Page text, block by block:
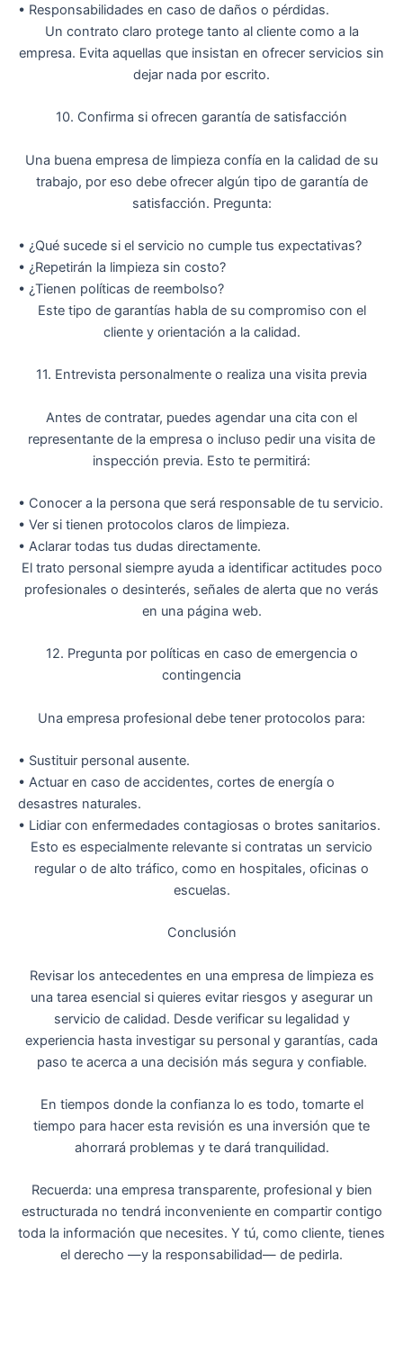
• Responsabilidades en caso de daños o pérdidas.
Un contrato claro protege tanto al cliente como a la
empresa. Evita aquellas que insistan en ofrecer servicios sin
dejar nada por escrito.
10. Confirma si ofrecen garantía de satisfacción
Una buena empresa de limpieza confía en la calidad de su
trabajo, por eso debe ofrecer algún tipo de garantía de
satisfacción. Pregunta:
• ¿Qué sucede si el servicio no cumple tus expectativas?
• ¿Repetirán la limpieza sin costo?
• ¿Tienen políticas de reembolso?
Este tipo de garantías habla de su compromiso con el
cliente y orientación a la calidad.
11. Entrevista personalmente o realiza una visita previa
Antes de contratar, puedes agendar una cita con el
representante de la empresa o incluso pedir una visita de
inspección previa. Esto te permitirá:
• Conocer a la persona que será responsable de tu servicio.
• Ver si tienen protocolos claros de limpieza.
• Aclarar todas tus dudas directamente.
El trato personal siempre ayuda a identificar actitudes poco
profesionales o desinterés, señales de alerta que no verás
en una página web.
12. Pregunta por políticas en caso de emergencia o
contingencia
Una empresa profesional debe tener protocolos para:
• Sustituir personal ausente.
• Actuar en caso de accidentes, cortes de energía o
desastres naturales.
• Lidiar con enfermedades contagiosas o brotes sanitarios.
Esto es especialmente relevante si contratas un servicio
regular o de alto tráfico, como en hospitales, oficinas o
escuelas.
Conclusión
Revisar los antecedentes en una empresa de limpieza es
una tarea esencialsi quieres evitar riesgos y asegurar un
servicio de calidad. Desde verificar su legalidad y
experiencia hasta investigar su personal y garantías, cada
paso te acerca a una decisión más segura y confiable.
En tiempos donde la confianza lo es todo, tomarte el
tiempo para hacer esta revisión es una inversión que te
ahorrará problemas y te dará tranquilidad.
Recuerda: una empresa transparente, profesional y bien
estructurada no tendrá inconveniente en compartir contigo
toda la información que necesites. Y tú, como cliente, tienes
el derecho —y la responsabilidad— de pedirla.